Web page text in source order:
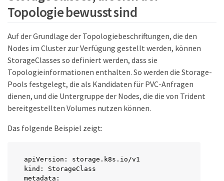
Topologie bewusst sind
Auf der Grundlage der Topologiebeschriftungen, die den
Nodes im Cluster zur Verfügung gestellt werden, können
StorageClasses so definiert werden, dass sie
Topologieinformationen enthalten. So werden die Storage-
Pools festgelegt, die als Kandidaten für PVC-Anfragen
dienen, und die Untergruppe der Nodes, die die von Trident
bereitgestellten Volumes nutzen können.
Das folgende Beispiel zeigt:
apiVersion: storage.k8s.io/v1
kind: StorageClass
metadata: